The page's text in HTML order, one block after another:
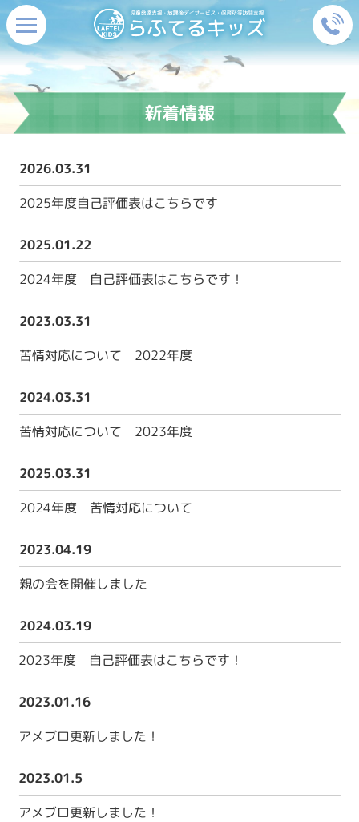
新着情報
2026.03.31
2025年度自己評価表はこちらです
2025.01.22
2024年度 自己評価表はこちらです！
2023.03.31
苦情対応について 2022年度
2024.03.31
苦情対応について 2023年度
2025.03.31
2024年度 苦情対応について
2023.04.19
親の会を開催しました
2024.03.19
2023年度 自己評価表はこちらです！
2023.01.16
アメブロ更新しました！
2023.01.5
アメブロ更新しました！